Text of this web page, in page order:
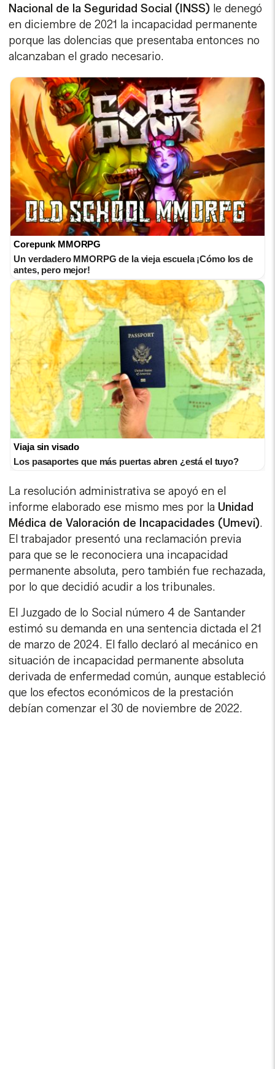
Nacional de la Seguridad Social (INSS) le denegó
en diciembre de 2021 la incapacidad permanente
porque las dolencias que presentaba entonces no
alcanzaban el grado necesario.
Corepunk MMORPG
Un verdadero MMORPG de la vieja escuela ¡Cómo los de
antes, pero mejor!
Viaja sin visado
Los pasaportes que más puertas abren ¿está el tuyo?
La resolución administrativa se apoyó en el
informe elaborado ese mismo mes por la Unidad
Médica de Valoración de Incapacidades (Umevi).
El trabajador presentó una reclamación previa
para que se le reconociera una incapacidad
permanente absoluta, pero también fue rechazada,
por lo que decidió acudir a los tribunales.
El Juzgado de lo Social número 4 de Santander
estimó su demanda en una sentencia dictada el 21
de marzo de 2024. El fallo declaró al mecánico en
situación de incapacidad permanente absoluta
derivada de enfermedad común, aunque estableció
que los efectos económicos de la prestación
debían comenzar el 30 de noviembre de 2022.